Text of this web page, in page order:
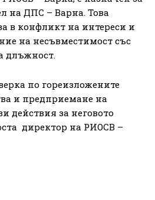
на ДПС – Варна. Това
в конфликт на интереси и
на несъвместимост със
длъжност.
по гореизложените
и предприемане на
действия за неговото
директор на РИОСВ –